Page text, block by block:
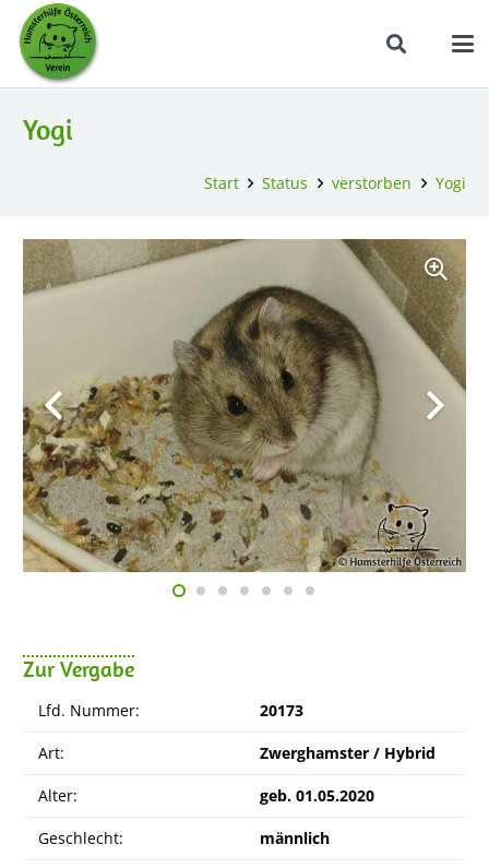
Yogi
Start Status verstorben Yogi
Zur Vergabe
Lfd. Nummer: 20173
Art: Zwerghamster / Hybrid
Alter: geb. 01.05.2020
Geschlecht: männlich